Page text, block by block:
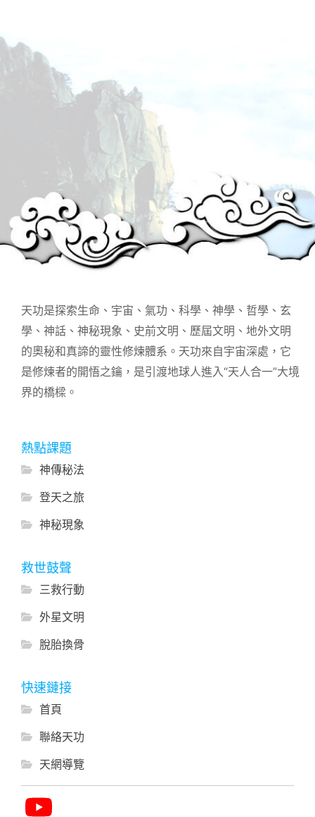
天功是探索生命、宇宙、氣功、科學、神學、哲學、玄
學、神話、神秘現象、史前文明、歷屆文明、地外文明
的奧秘和真諦的靈性修煉體系。天功來自宇宙深處，它
是修煉者的開悟之鑰，是引渡地球人進入“天人合一”大境
界的橋樑。
熱點課題
神傳秘法
登天之旅
神秘現象
救世鼓聲
三救行動
外星文明
脫胎換骨
快速鏈接
首頁
聯絡天功
天網導覽